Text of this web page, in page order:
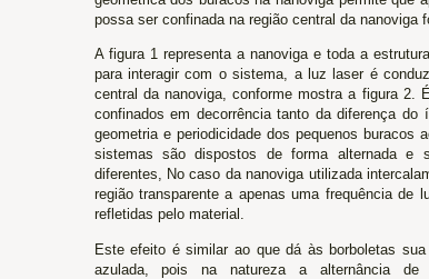
possa ser confinada na região central da nanoviga
A figura 1 representa a nanoviga e toda a
para interagir com o sistema, a luz laser é
central da nanoviga, conforme mostra a figura 2.
confinados em decorrência tanto da diferença
geometria e periodicidade dos pequenos
sistemas são dispostos de forma alternada e
diferentes, No caso da nanoviga utilizada
região transparente a apenas uma frequência de
refletidas pelo material.
Este efeito é similar ao que dá às borboletas sua
azulada, pois na natureza a alternância de